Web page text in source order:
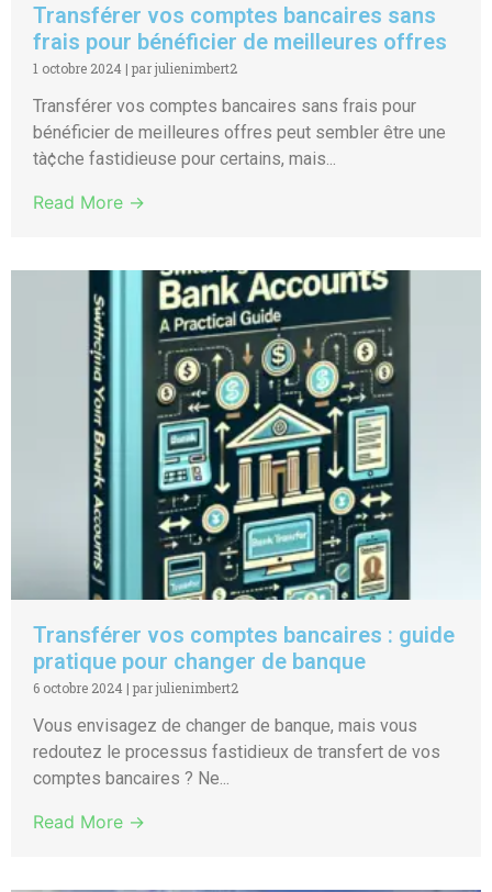
Transférer vos comptes bancaires sans
frais pour bénéficier de meilleures offres
1 octobre 2024 | par julienimbert2
Transférer vos comptes bancaires sans frais pour
bénéficier de meilleures offres peut sembler être une
tà¢che fastidieuse pour certains, mais...
Read More →
Transférer vos comptes bancaires : guide
pratique pour changer de banque
6 octobre 2024 | par julienimbert2
Vous envisagez de changer de banque, mais vous
redoutez le processus fastidieux de transfert de vos
comptes bancaires ? Ne...
Read More →